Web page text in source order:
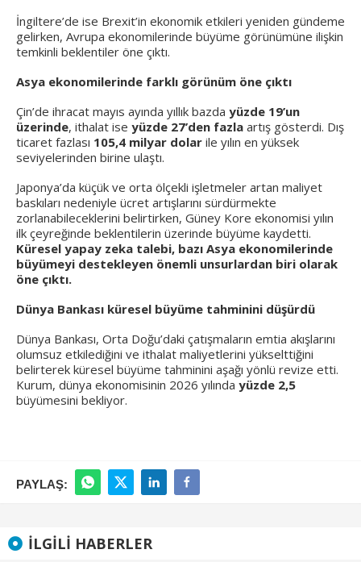
İngiltere’de ise Brexit’in ekonomik etkileri yeniden gündeme
gelirken, Avrupa ekonomilerinde büyüme görünümüne ilişkin
temkinli beklentiler öne çıktı.
Asya ekonomilerinde farklı görünüm öne çıktı
Çin’de ihracat mayıs ayında yıllık bazda yüzde 19’un
üzerinde, ithalat ise yüzde 27’den fazla artış gösterdi. Dış
ticaret fazlası 105,4 milyar dolar ile yılın en yüksek
seviyelerinden birine ulaştı.
Japonya’da küçük ve orta ölçekli işletmeler artan maliyet
baskıları nedeniyle ücret artışlarını sürdürmekte
zorlanabileceklerini belirtirken, Güney Kore ekonomisi yılın
ilk çeyreğinde beklentilerin üzerinde büyüme kaydetti.
Küresel yapay zeka talebi, bazı Asya ekonomilerinde
büyümeyi destekleyen önemli unsurlardan biri olarak
öne çıktı.
Dünya Bankası küresel büyüme tahminini düşürdü
Dünya Bankası, Orta Doğu’daki çatışmaların emtia akışlarını
olumsuz etkilediğini ve ithalat maliyetlerini yükselttiğini
belirterek küresel büyüme tahminini aşağı yönlü revize etti.
Kurum, dünya ekonomisinin 2026 yılında yüzde 2,5
büyümesini bekliyor.
PAYLAŞ:
İLGILI HABERLER